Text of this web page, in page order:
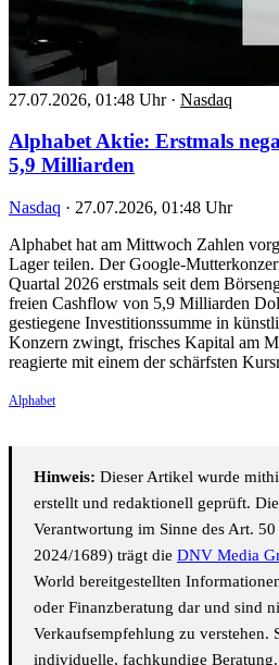
27.07.2026, 01:48 Uhr · Nasdaq
Alphabet Aktie: Erstmals
5,9 Milliarden
Nasdaq · 27.07.2026, 01:48 Uhr
Alphabet hat am Mittwoch Zahlen
Lager teilen. Der Google-
Quartal 2026 erstmals seit dem
freien Cashflow von 5,9 Milliarden
gestiegene Investitionssumme in
Konzern zwingt, frisches Kapital am
reagierte mit einem der schärfsten
Alphabet
Hinweis: Dieser Artikel wurde
erstellt und redaktionell geprüft.
Verantwortung im Sinne des Art.
2024/1689) trägt die DNV Media
World bereitgestellten
oder Finanzberatung dar und sind
Verkaufsempfehlung zu verstehen.
individuelle, fachkundige